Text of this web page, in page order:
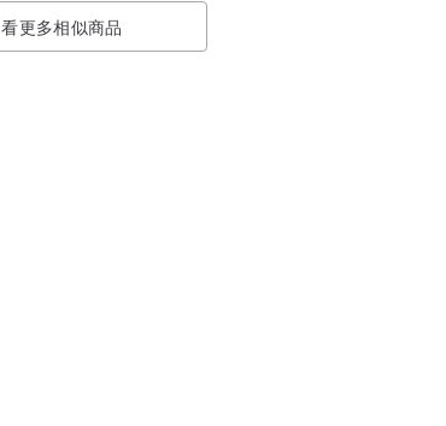
看更多相似商品